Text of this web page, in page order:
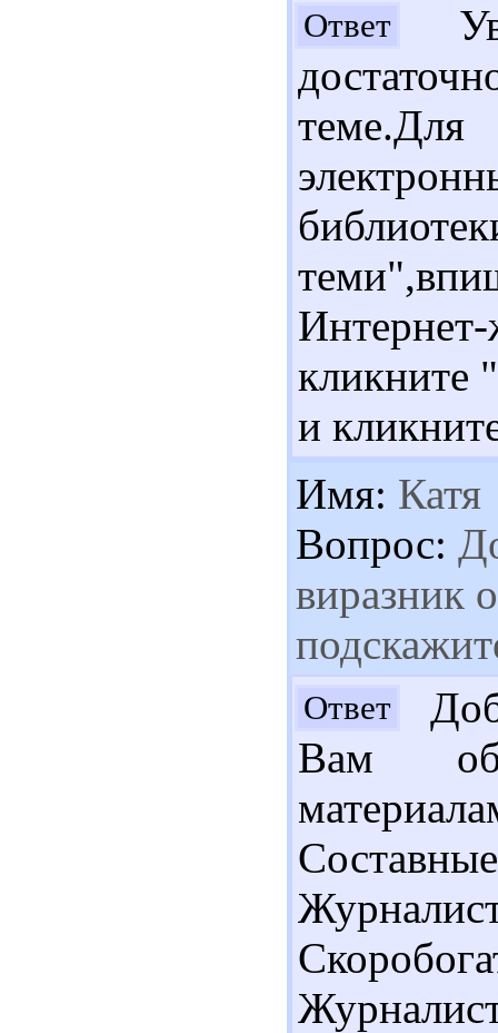
Ответ
кликните
и
Имя: Катя
Вопрос:
виразник
Ответ
Вам